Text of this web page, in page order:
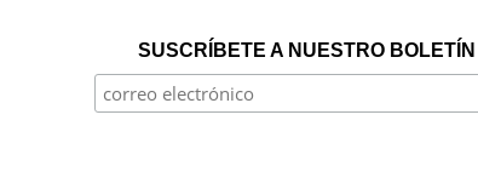
SUSCRÍBETE A NUESTRO